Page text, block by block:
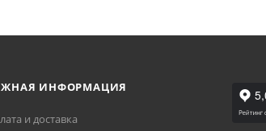
ИНФОРМАЦИЯ
и доставка